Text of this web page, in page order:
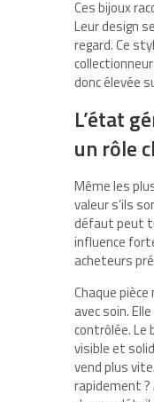
Ces bijoux
Leur design
regard. Ce
donc élevée
L’état
un rôle
Même les
valeur s’ils
défaut peut
influence
acheteurs
Chaque
avec soin.
contrôlée. Le
visible et
vend plus
rapidement ?